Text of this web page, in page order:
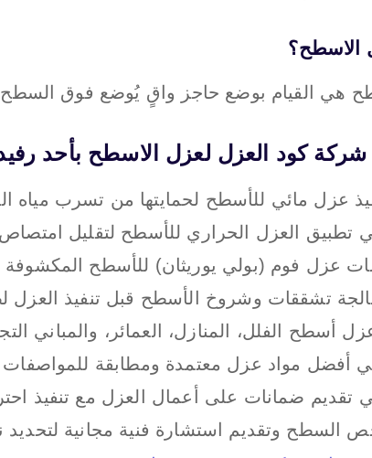
الاسطح؟
هي القيام بوضع حاجز واقٍ يُوضع فوق السطح
كود العزل لعزل الاسطح بأحد
عزل مائي للأسطح لحمايتها من تسرب مياه
تطبيق العزل الحراري للأسطح لتقليل
عزل فوم (بولي يوريثان) للأسطح المكشوفة
تشققات وشروخ الأسطح قبل تنفيذ العزل
الفلل، المنازل، العمائر، والمباني
أفضل مواد عزل معتمدة ومطابقة للمواصفات
تقديم ضمانات على أعمال العزل مع تنفيذ
السطح وتقديم استشارة فنية مجانية لتحديد